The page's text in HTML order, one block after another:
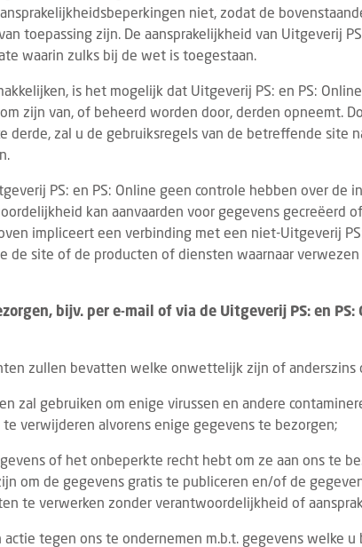
niet, zodat de
toepassing zijn. De aansprakelijkheid van Uitgeverij
waarin zulks bij de wet is toegestaan.
is het mogelijk dat Uitgeverij PS: en PS:
zijn van, of beheerd worden door, derden opneemt.
derde, zal u de gebruiksregels van de betreffende site
PS: en PS: Online geen controle hebben over de
kan aanvaarden voor gegevens gecreëerd
impliceert een verbinding met een niet-Uitgeverij
de site of de producten of diensten waarnaar
bijv. per e-mail of via de Uitgeverij PS: en
zullen bevatten welke onwettelijk zijn of anderszins
zal gebruiken om enige virussen en andere
verwijderen alvorens enige gegevens te bezorgen;
of het onbeperkte recht hebt om ze aan ons te
om de gegevens gratis te publiceren en/of de
te verwerken zonder verantwoordelijkheid of
tegen ons te ondernemen m.b.t. gegevens welke